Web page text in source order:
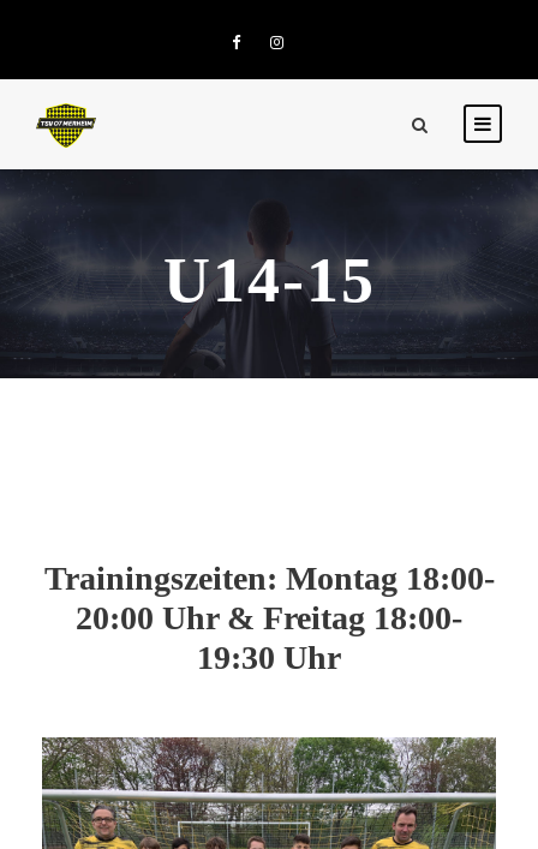
U14-15
Trainingszeiten: Montag 18:00-
20:00 Uhr & Freitag 18:00-
19:30 Uhr